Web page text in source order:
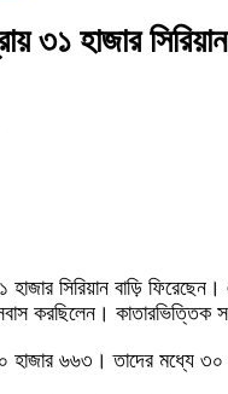
৩১ হাজার সিরিয়ান
সিরিয়ান বাড়ি
করছিলেন।
হাজার ৬৬৩। তাদের মধ্যে